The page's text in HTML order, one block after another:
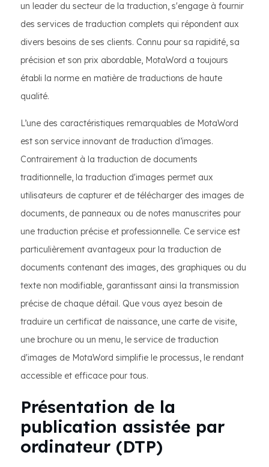
un leader du secteur de la traduction, s'engage à fournir
des services de traduction complets qui répondent aux
divers besoins de ses clients. Connu pour sa rapidité, sa
précision et son prix abordable, MotaWord a toujours
établi la norme en matière de traductions de haute
qualité.
L’une des caractéristiques remarquables de MotaWord
est son service innovant de traduction d’images.
Contrairement à la traduction de documents
traditionnelle, la traduction d'images permet aux
utilisateurs de capturer et de télécharger des images de
documents, de panneaux ou de notes manuscrites pour
une traduction précise et professionnelle. Ce service est
particulièrement avantageux pour la traduction de
documents contenant des images, des graphiques ou du
texte non modifiable, garantissant ainsi la transmission
précise de chaque détail. Que vous ayez besoin de
traduire un certificat de naissance, une carte de visite,
une brochure ou un menu, le service de traduction
d'images de MotaWord simplifie le processus, le rendant
accessible et efficace pour tous.
Présentation de la
publication assistée par
ordinateur (DTP)